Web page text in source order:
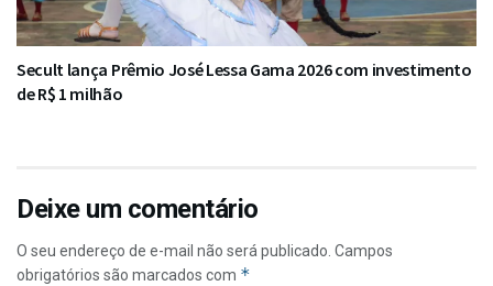
Secult lança Prêmio José Lessa Gama 2026 com investimento
de R$ 1 milhão
Deixe um comentário
O seu endereço de e-mail não será publicado. Campos
obrigatórios são marcados com *